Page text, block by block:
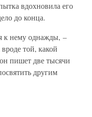
вдохновила его
до конца.
к нему однажды, –
той, какой
пишет две тысячи
другим